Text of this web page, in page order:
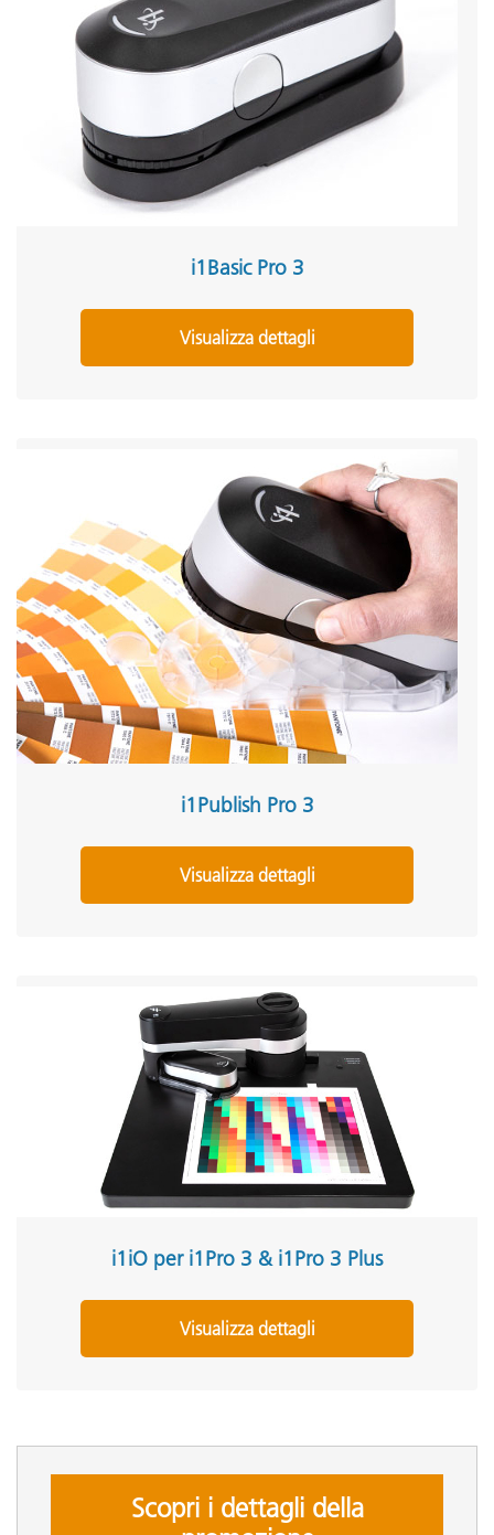
i1Basic Pro 3
Visualizza dettagli
i1Publish Pro 3
Visualizza dettagli
i1iO per i1Pro 3 & i1Pro 3 Plus
Visualizza dettagli
Scopri i dettagli della